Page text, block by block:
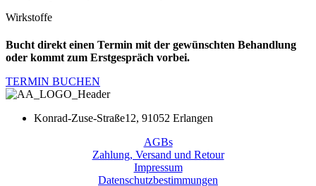
Wirkstoffe
Bucht direkt einen Termin mit der gewünschten Behandlung
oder kommt zum Erstgespräch vorbei.
TERMIN BUCHEN
Konrad-Zuse-Straße12, 91052 Erlangen
AGBs
Zahlung, Versand und Retour
Impressum
Datenschutzbestimmungen